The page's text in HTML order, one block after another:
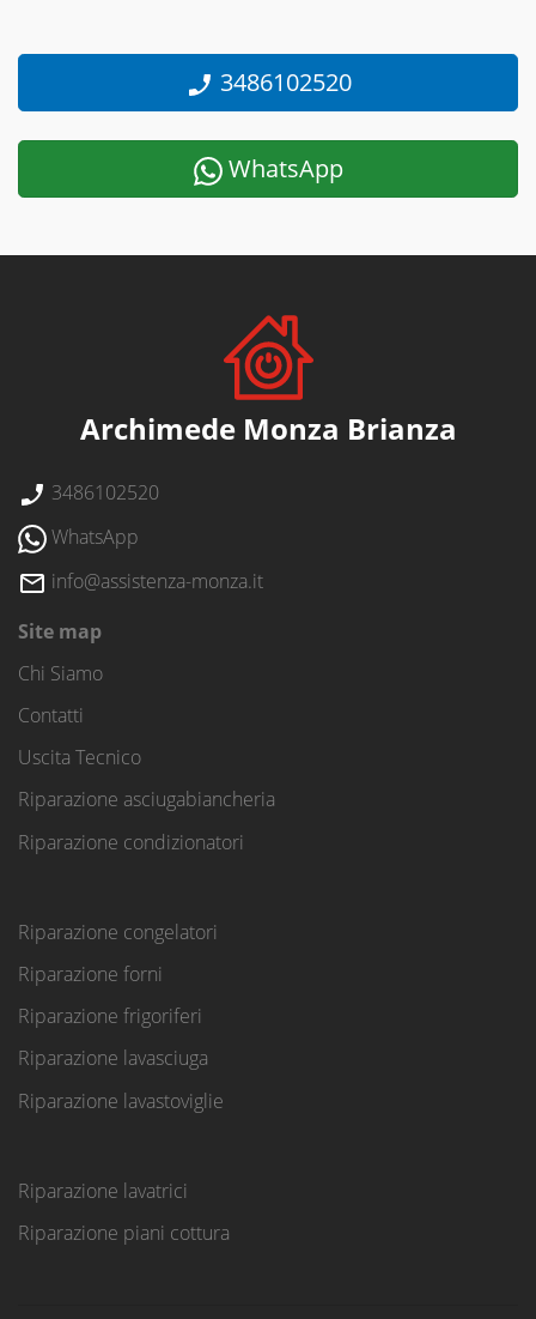
3486102520
WhatsApp
Archimede Monza Brianza
3486102520
WhatsApp
info@assistenza-monza.it
Site map
Chi Siamo
Contatti
Uscita Tecnico
Riparazione asciugabiancheria
Riparazione condizionatori
Riparazione congelatori
Riparazione forni
Riparazione frigoriferi
Riparazione lavasciuga
Riparazione lavastoviglie
Riparazione lavatrici
Riparazione piani cottura